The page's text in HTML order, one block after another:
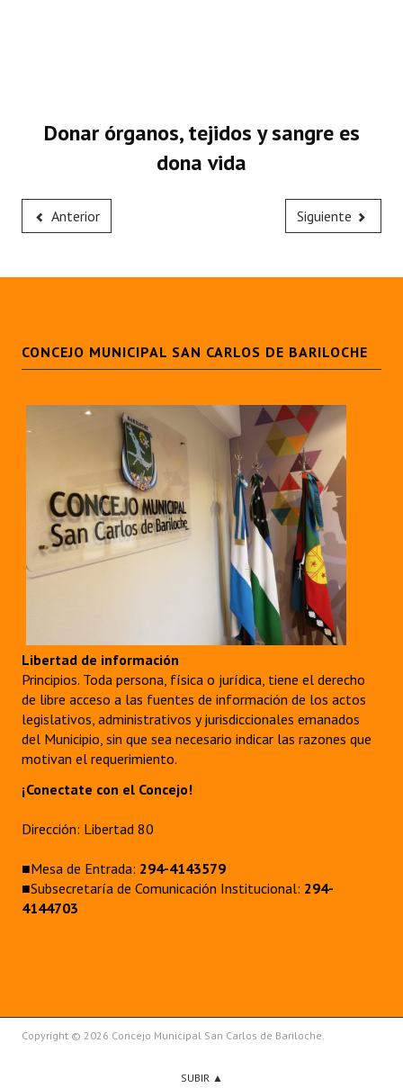
Donar órganos, tejidos y sangre es
dona vida
Anterior Siguiente
CONCEJO MUNICIPAL SAN CARLOS DE BARILOCHE
Libertad de información
Principios. Toda persona, física o jurídica, tiene el derecho
de libre acceso a las fuentes de información de los actos
legislativos, administrativos y jurisdiccionales emanados
del Municipio, sin que sea necesario indicar las razones que
motivan el requerimiento.
¡Conectate con el Concejo!
Dirección: Libertad 80
■Mesa de Entrada: 294-4143579
■Subsecretaría de Comunicación Institucional: 294-
4144703
Copyright © 2026 Concejo Municipal San Carlos de Bariloche.
SUBIR ▲